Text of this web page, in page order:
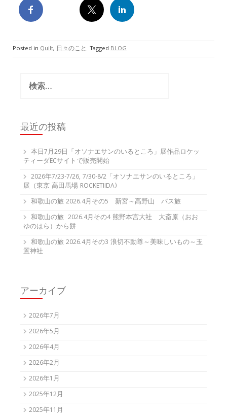
Posted in Quilt, 日々のこと Tagged BLOG
最近の投稿
本日7月29日「オソナエサンのいるところ」展作品ロケッ
ティーダECサイトで販売開始
2026年7/23-7/26, 7/30-8/2「オソナエサンのいるところ」
展（東京 高田馬場 ROCKETIIDA)
和歌山の旅 2026.4月その5 新宮～高野山 バス旅
和歌山の旅 2026.4月その4 熊野本宮大社 大斎原（おお
ゆのはら）から餅
和歌山の旅 2026.4月その3 浪切不動尊～美味しいもの～玉
置神社
アーカイブ
2026年7月
2026年5月
2026年4月
2026年2月
2026年1月
2025年12月
2025年11月